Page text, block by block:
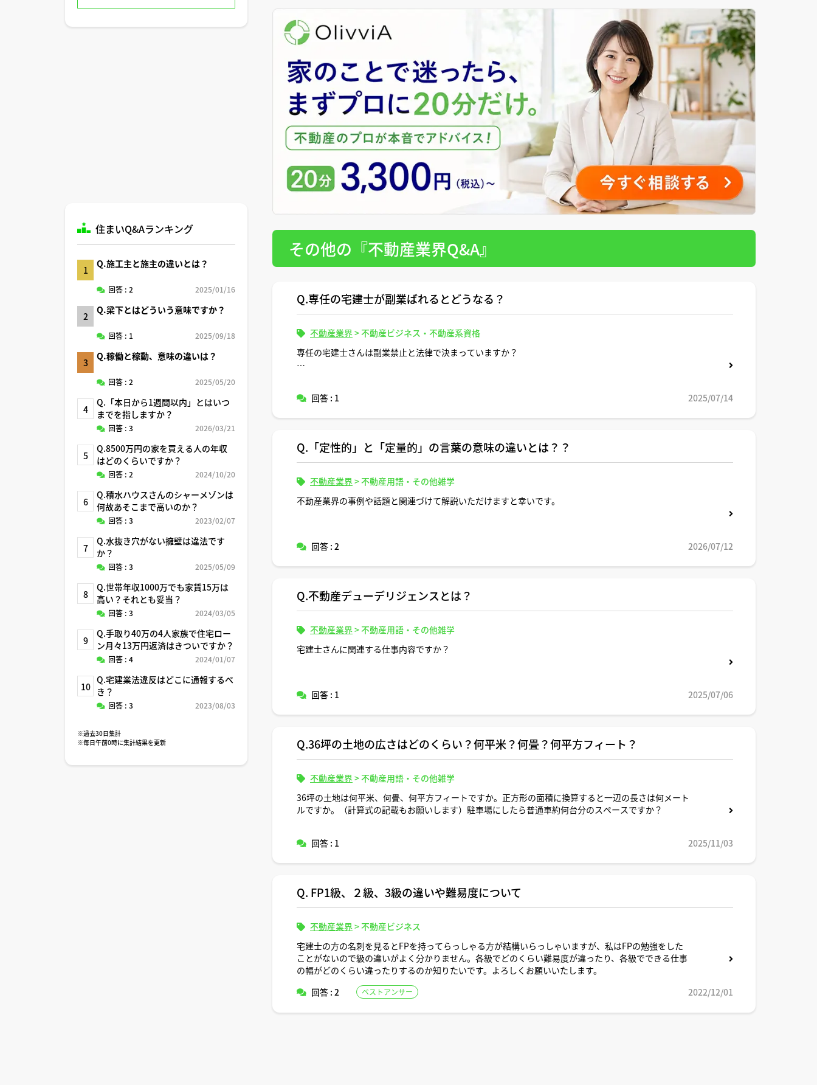
住まいQ&Aランキング
1
Q.施工主と施主の違いとは？
回答 : 2 2025/01/16
2
Q.梁下とはどういう意味ですか？
回答 : 1 2025/09/18
3
Q.稼働と稼動、意味の違いは？
回答 : 2 2025/05/20
4
Q.「本日から1週間以内」とはいつ
までを指しますか？
回答 : 3 2026/03/21
5
Q.8500万円の家を買える人の年収
はどのくらいですか？
回答 : 2 2024/10/20
6
Q.積水ハウスさんのシャーメゾンは
何故あそこまで高いのか？
回答 : 3 2023/02/07
7
Q.水抜き穴がない擁壁は違法です
か？
回答 : 3 2025/05/09
8
Q.世帯年収1000万でも家賃15万は
高い？それとも妥当？
回答 : 3 2024/03/05
9
Q.手取り40万の4人家族で住宅ロー
ン月々13万円返済はきついですか？
回答 : 4 2024/01/07
10
Q.宅建業法違反はどこに通報するべ
き？
回答 : 3 2023/08/03
※過去30日集計
※毎日午前0時に集計結果を更新
その他の『不動産業界Q&A』
Q.専任の宅建士が副業ばれるとどうなる？
不動産業界>不動産ビジネス・不動産系資格
専任の宅建士さんは副業禁止と法律で決まっていますか？
回答 : 1 2025/07/14
Q.「定性的」と「定量的」の言葉の意味の違いとは？？
不動産業界>不動産用語・その他雑学
不動産業界の事例や話題と関連づけて解説いただけますと幸いです。
回答 : 2 2026/07/12
Q.不動産デューデリジェンスとは？
不動産業界>不動産用語・その他雑学
宅建士さんに関連する仕事内容ですか？
回答 : 1 2025/07/06
Q.36坪の土地の広さはどのくらい？何平米？何畳？何平方フィート？
不動産業界>不動産用語・その他雑学
36坪の土地は何平米、何畳、何平方フィートですか。正方形の面積に換算すると一辺の長さは何メート
ルですか。（計算式の記載もお願いします）駐車場にしたら普通車約何台分のスペースですか？
回答 : 1 2025/11/03
Q. FP1級、２級、3級の違いや難易度について
不動産業界>不動産ビジネス
宅建士の方の名刺を見るとFPを持ってらっしゃる方が結構いらっしゃいますが、私はFPの勉強をした
ことがないので級の違いがよく分かりません。各級でどのくらい難易度が違ったり、各級でできる仕事
の幅がどのくらい違ったりするのか知りたいです。よろしくお願いいたします。
回答 : 2
ベストアンサー 2022/12/01